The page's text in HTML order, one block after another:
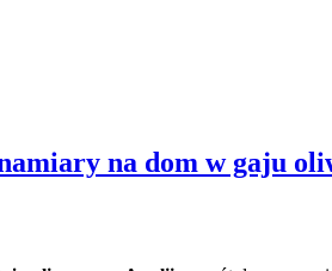
na dom w gaju